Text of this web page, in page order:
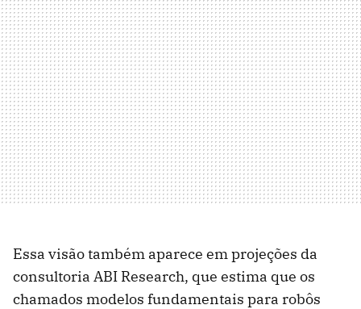
Essa visão também aparece em projeções da
consultoria ABI Research, que estima que os
chamados modelos fundamentais para robôs